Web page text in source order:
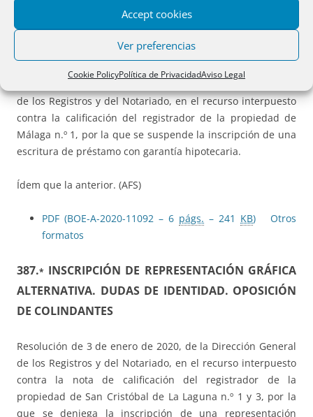
Accept cookies
Ver preferencias
Cookie PolicyPolítica de PrivacidadAviso Legal
386.() PRÉSTAMO HIPOTECARIO. DEPÓSITO EN EL
RCGC. COMPROBACIÓN POR EL NOTARIO
de los Registros y del Notariado, en el recurso interpuesto
contra la calificación del registrador de la propiedad de
Málaga n.º 1, por la que se suspende la inscripción de una
escritura de préstamo con garantía hipotecaria.
Ídem que la anterior. (AFS)
PDF (BOE-A-2020-11092 – 6 págs. – 241 KB)
Otros
formatos
387.* INSCRIPCIÓN DE REPRESENTACIÓN GRÁFICA
ALTERNATIVA. DUDAS DE IDENTIDAD. OPOSICIÓN
DE COLINDANTES
Resolución de 3 de enero de 2020, de la Dirección General
de los Registros y del Notariado, en el recurso interpuesto
contra la nota de calificación del registrador de la
propiedad de San Cristóbal de La Laguna n.º 1 y 3, por la
que se deniega la inscripción de una representación